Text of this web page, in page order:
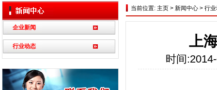
企业新闻
行业动态
当前位置: 主页 > 新闻中心 > 行
上
时间